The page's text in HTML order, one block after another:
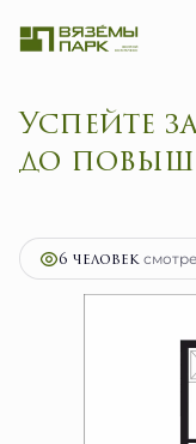
Успейте
до по
1-комнатная
6 человек